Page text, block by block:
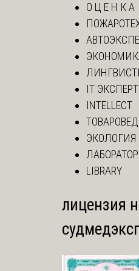
О Ц Е Н К А
IT
INTELLECT
ЭКОЛОГИЯ
LIBRARY
лицензия